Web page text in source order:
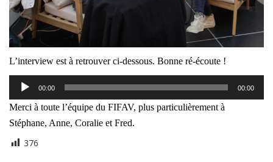
L’interview est à retrouver ci-dessous. Bonne ré-écoute !
Lecteur
audio
00:00 00:00
Merci à toute l’équipe du FIFAV, plus particulièrement à
Stéphane, Anne, Coralie et Fred.
376